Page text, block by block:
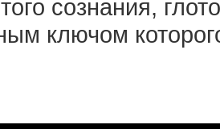
сознания,
ключом